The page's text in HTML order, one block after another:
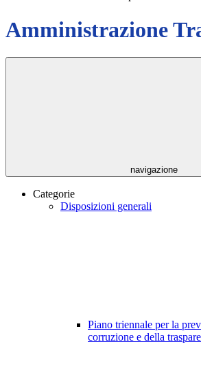
Amministrazione
navigazione
Categorie
Disposizioni generali
Piano triennale per la
corruzione e della